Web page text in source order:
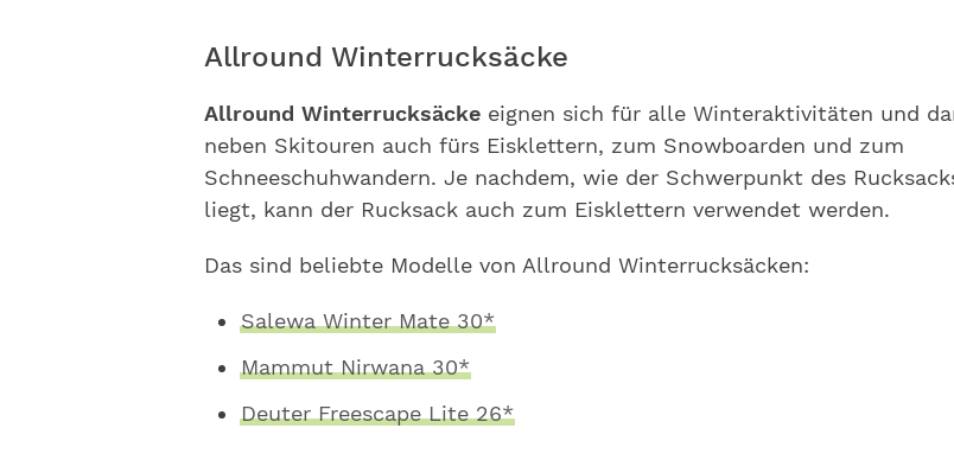
Allround Winterrucksäcke
Allround Winterrucksäcke eignen sich für alle Winteraktivitäten und
neben Skitouren auch fürs Eisklettern, zum Snowboarden und zum
Schneeschuhwandern. Je nachdem, wie der Schwerpunkt des
liegt, kann der Rucksack auch zum Eisklettern verwendet werden.
Das sind beliebte Modelle von Allround Winterrucksäcken:
Salewa Winter Mate 30*
Mammut Nirwana 30*
Deuter Freescape Lite 26*